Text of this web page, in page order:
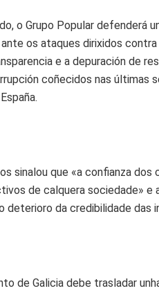
o Grupo Popular defenderá
os ataques dirixidos
e a depuración de
coñecidos nas últimas
sinalou que «a confianza
de calquera sociedade»
deterioro da credibilidade das
de Galicia debe trasladar